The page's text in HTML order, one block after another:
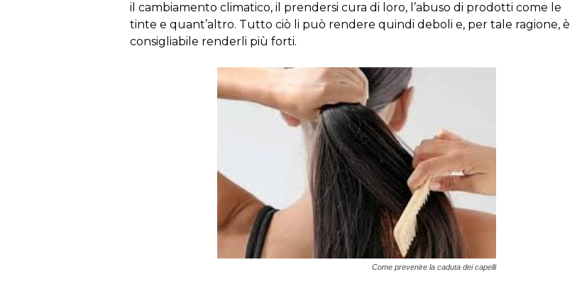
il cambiamento climatico, il prendersi cura di loro, l’abuso di prodotti come le
tinte e quant’altro. Tutto ciò li può rendere quindi deboli e, per tale ragione, è
consigliabile renderli più forti.
Come prevenire la caduta dei capelli